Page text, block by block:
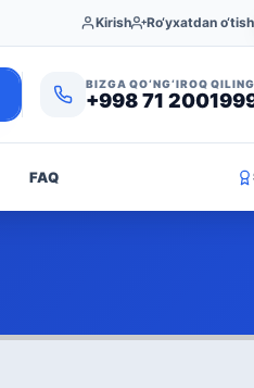
Kirish Ro‘yxatdan o‘tish
BIZGA QO‘NG‘IROQ QILING
+998 71
FAQ